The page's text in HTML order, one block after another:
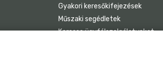
Gyakori keresőkifejezések
Műszaki segédletek
Keresse ügyfélszolgálatunkat